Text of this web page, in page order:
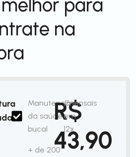
para
na
Manutenção
da saúde
bucal
+ de 200
R$
43,90
/mensais
em
12x